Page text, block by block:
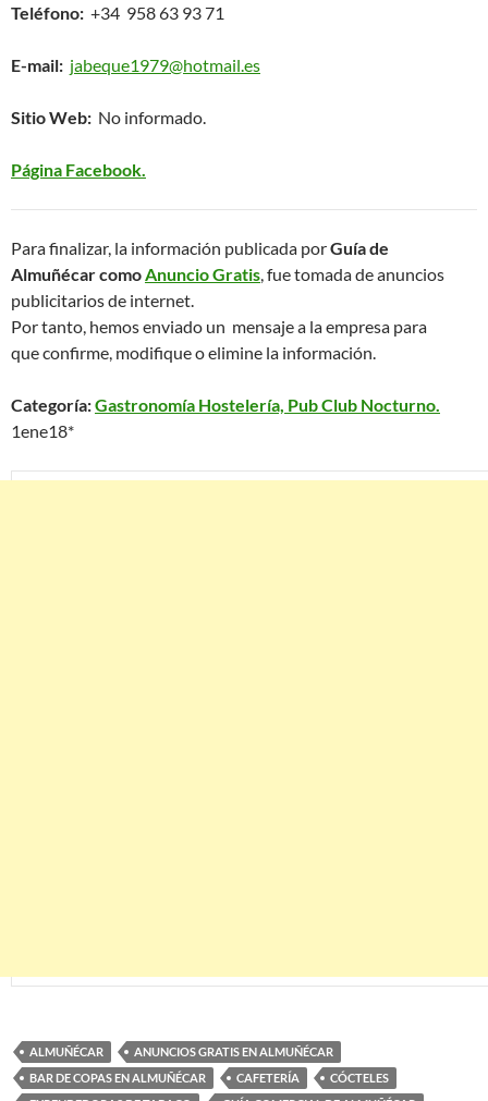
Teléfono: +34 958 63 93 71
E-mail: jabeque1979@hotmail.es
Sitio Web: No informado.
Página Facebook.
Para finalizar, la información publicada porGuía de
Almuñécar como Anuncio Gratis , fue tomada de anuncios
publicitarios de internet.
Por tanto, hemos enviado un mensaje a la empresa para
que confirme, modifique o elimine la información.
Categoría:Gastronomía Hostelería, Pub Club Nocturno.
1ene18*
ALMUÑÉCAR
ANUNCIOS GRATIS EN ALMUÑÉCAR
BAR DE COPAS EN ALMUÑÉCAR
CAFETERÍA
CÓCTELES